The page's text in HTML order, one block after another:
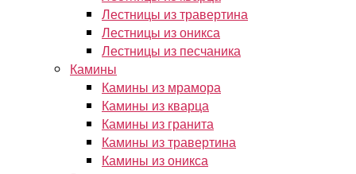
Лестницы из травертина
Лестницы из оникса
Лестницы из песчаника
Камины
Камины из мрамора
Камины из кварца
Камины из гранита
Камины из травертина
Камины из оникса